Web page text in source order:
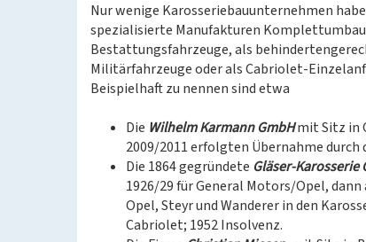
Nur wenige Karosseriebauunternehmen
spezialisierte Manufakturen
Bestattungsfahrzeuge, als
Militärfahrzeuge oder als Cabriolet-
Beispielhaft zu nennen sind etwa
Die Wilhelm Karmann GmbHmit Sitz in
2009/2011 erfolgten Übernahme durch
Die 1864 gegründete Gläser-Karosserie
1926/29 für General Motors/Opel, dann
Opel, Steyr und Wanderer in den
Cabriolet; 1952 Insolvenz.